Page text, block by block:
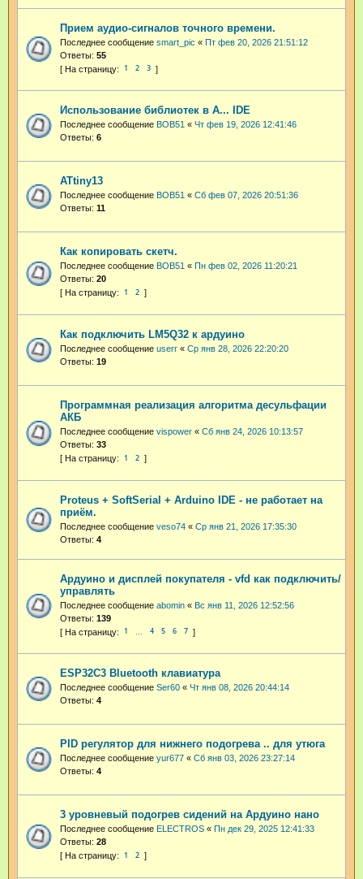
Прием аудио-сигналов точного времени.
Последнее сообщение smart_pic « Пт фев 20, 2026 21:51:12
Ответы: 55
1 2 3
Использование библиотек в A... IDE
Последнее сообщение BOB51 « Чт фев 19, 2026 12:41:46
Ответы: 6
ATtiny13
Последнее сообщение BOB51 « Сб фев 07, 2026 20:51:36
Ответы: 11
Как копировать скетч.
Последнее сообщение BOB51 « Пн фев 02, 2026 11:20:21
Ответы: 20
1 2
Как подключить LM5Q32 к ардуино
Последнее сообщение userr « Ср янв 28, 2026 22:20:20
Ответы: 19
Программная реализация алгоритма десульфации
АКБ
Последнее сообщение vispower « Сб янв 24, 2026 10:13:57
Ответы: 33
1 2
Proteus + SoftSerial + Arduino IDE - не работает на
приём.
Последнее сообщение veso74 « Ср янв 21, 2026 17:35:30
Ответы: 4
Ардуино и дисплей покупателя - vfd как подключить/
управлять
Последнее сообщение abomin « Вс янв 11, 2026 12:52:56
Ответы: 139
1 4 5 6 7
ESP32C3 Bluetooth клавиатура
Последнее сообщение Ser60 « Чт янв 08, 2026 20:44:14
Ответы: 4
PID регулятор для нижнего подогрева .. для утюга
Последнее сообщение yur677 « Сб янв 03, 2026 23:27:14
Ответы: 4
3 уровневый подогрев сидений на Ардуино нано
Последнее сообщение ELECTROS « Пн дек 29, 2025 12:41:33
Ответы: 28
1 2